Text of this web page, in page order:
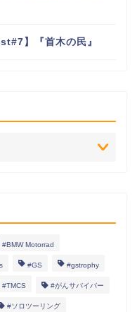
】『首木の民』
#BMW Motorrad
#GS #gstrophy
#TMCS #がんサバイバー
#ソロツーリング